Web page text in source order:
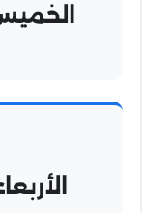
الخميس 02 - يوليو
الأربعاء 24 - يونيو -